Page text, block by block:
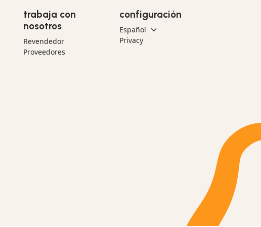
trabaja con
nosotros
Revendedor
Proveedores
configuración
Privacy